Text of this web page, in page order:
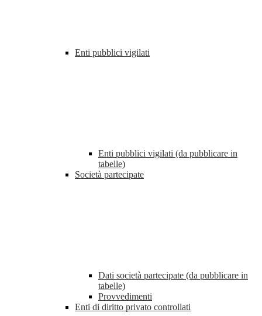
Enti pubblici vigilati
Enti pubblici vigilati (da pubblicare in
tabelle)
Società partecipate
Dati società partecipate (da pubblicare in
tabelle)
Provvedimenti
Enti di diritto privato controllati